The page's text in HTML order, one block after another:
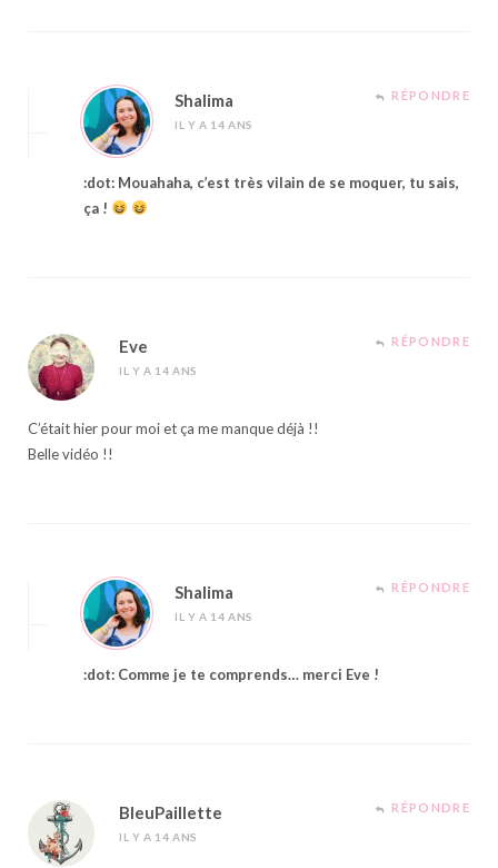
Shalima
IL Y A 14 ANS
RÉPONDRE
:dot: Mouahaha, c’est très vilain de se moquer, tu sais,
ça !
Eve
IL Y A 14 ANS
RÉPONDRE
C’était hier pour moi et ça me manque déjà !!
Belle vidéo !!
Shalima
IL Y A 14 ANS
RÉPONDRE
:dot: Comme je te comprends… merci Eve !
BleuPaillette
IL Y A 14 ANS
RÉPONDRE